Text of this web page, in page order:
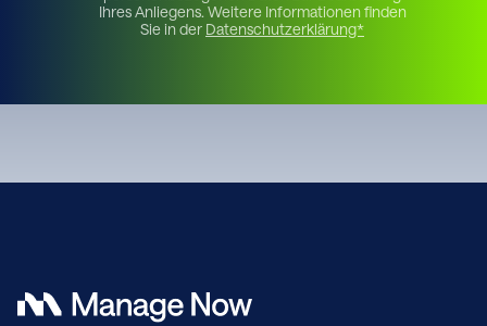
Ihres Anliegens. Weitere Informationen finden
Sie in der Datenschutzerklärung*